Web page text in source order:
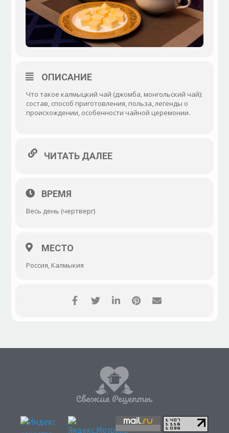
ОПИСАНИЕ
Что такое калмыцкий чай (джомба, монгольский чай):
состав, способ приготовления, польза, легенды о
происхождении, особенности чайной церемонии.
ЧИТАТЬ ДАЛЕЕ
ВРЕМЯ
Весь день (чертверг)
МЕСТО
Россия, Калмыкия